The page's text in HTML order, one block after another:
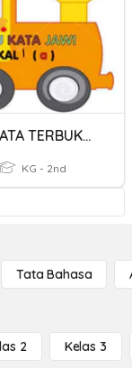
SUKU KATA TERBUKA Vokal A ( ا )
KG - 2nd
Tata Bahasa
2 Kelas 3